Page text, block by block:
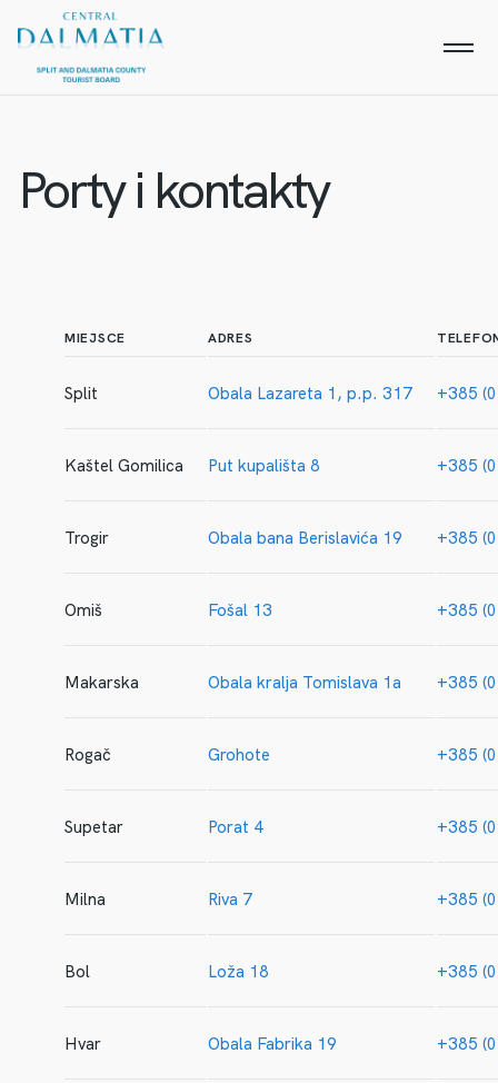
Porty i kontakty
MIEJSCE ADRES
Split Obala Lazareta 1, p.p. 317 +385
Kaštel Gomilica Put kupališta 8 +385
Trogir Obala bana Berislavića 19 +385
Omiš Fošal 13 +385
Makarska Obala kralja Tomislava 1a +385
Rogač Grohote +385
Supetar Porat 4 +385
Milna Riva 7 +385
Bol Loža 18 +385
Hvar Obala Fabrika 19 +385